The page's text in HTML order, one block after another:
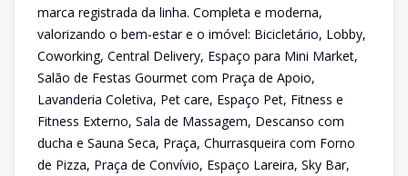
marca registrada da linha. Completa e moderna,
valorizando o bem-estar e o imóvel: Bicicletário, Lobby,
Coworking, Central Delivery, Espaço para Mini Market,
Salão de Festas Gourmet com Praça de Apoio,
Lavanderia Coletiva, Pet care, Espaço Pet, Fitness e
Fitness Externo, Sala de Massagem, Descanso com
ducha e Sauna Seca, Praça, Churrasqueira com Forno
de Pizza, Praça de Convívio, Espaço Lareira, Sky Bar,